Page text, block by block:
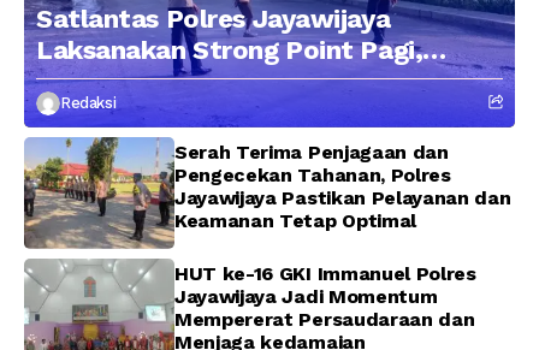
Satlantas Polres Jayawijaya
Laksanakan Strong Point Pagi,
Edukasi Pengendara dengan
Pendekatan Humanis
Redaksi
Serah Terima Penjagaan dan
Pengecekan Tahanan, Polres
Jayawijaya Pastikan Pelayanan dan
Keamanan Tetap Optimal
HUT ke-16 GKI Immanuel Polres
Jayawijaya Jadi Momentum
Mempererat Persaudaraan dan
Menjaga kedamaian